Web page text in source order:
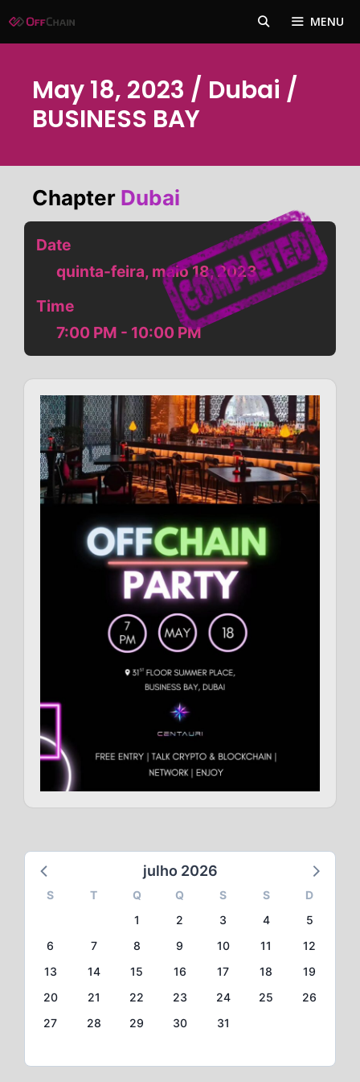
para
MENU
May 18, 2023 / Dubai /
BUSINESS BAY
Chapter Dubai
Date
quinta-feira, maio 18, 2023
Time
7:00 PM - 10:00 PM
julho 2026
S T Q Q S S
D
1
2 3 4
5
6
7 8 9 10 11
12
13
14 15 16 17 18
19
20
21 22 23 24 25
26
27
28 29 30 31